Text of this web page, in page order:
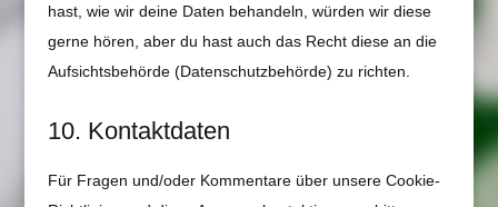
hast, wie wir deine Daten behandeln, würden wir diese
gerne hören, aber du hast auch das Recht diese an die
Aufsichtsbehörde (Datenschutzbehörde) zu richten.
10. Kontaktdaten
Für Fragen und/oder Kommentare über unsere Cookie-